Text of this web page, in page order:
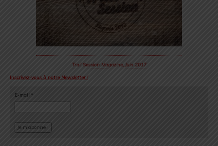
Trail Session Magazine, Juin 2017
Inscrivez-vous à notre Newsletter !
E-mail *